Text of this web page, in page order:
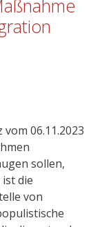
06.11.2023
sollen,
die
von